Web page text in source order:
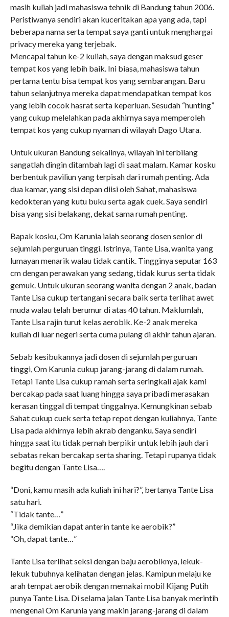
masih kuliah jadi mahasiswa tehnik di Bandung tahun 2006.
Peristiwanya sendiri akan kuceritakan apa yang ada, tapi
beberapa nama serta tempat saya ganti untuk menghargai
privacy mereka yang terjebak.
Mencapai tahun ke-2 kuliah, saya dengan maksud geser
tempat kos yang lebih baik. Ini biasa, mahasiswa tahun
pertama tentu bisa tempat kos yang sembarangan. Baru
tahun selanjutnya mereka dapat mendapatkan tempat kos
yang lebih cocok hasrat serta keperluan. Sesudah “hunting”
yang cukup melelahkan pada akhirnya saya memperoleh
tempat kos yang cukup nyaman di wilayah Dago Utara.
Untuk ukuran Bandung sekalinya, wilayah ini terbilang
sangatlah dingin ditambah lagi di saat malam. Kamar kosku
berbentuk paviliun yang terpisah dari rumah penting. Ada
dua kamar, yang sisi depan diisi oleh Sahat, mahasiswa
kedokteran yang kutu buku serta agak cuek. Saya sendiri
bisa yang sisi belakang, dekat sama rumah penting.
Bapak kosku, Om Karunia ialah seorang dosen senior di
sejumlah perguruan tinggi. Istrinya, Tante Lisa, wanita yang
lumayan menarik walau tidak cantik. Tingginya seputar 163
cm dengan perawakan yang sedang, tidak kurus serta tidak
gemuk. Untuk ukuran seorang wanita dengan 2 anak, badan
Tante Lisa cukup tertangani secara baik serta terlihat awet
muda walau telah berumur di atas 40 tahun. Maklumlah,
Tante Lisa rajin turut kelas aerobik. Ke-2 anak mereka
kuliah di luar negeri serta cuma pulang di akhir tahun ajaran.
Sebab kesibukannya jadi dosen di sejumlah perguruan
tinggi, Om Karunia cukup jarang-jarang di dalam rumah.
Tetapi Tante Lisa cukup ramah serta seringkali ajak kami
bercakap pada saat luang hingga saya pribadi merasakan
kerasan tinggal di tempat tinggalnya. Kemungkinan sebab
Sahat cukup cuek serta tetap repot dengan kuliahnya, Tante
Lisa pada akhirnya lebih akrab denganku. Saya sendiri
hingga saat itu tidak pernah berpikir untuk lebih jauh dari
sebatas rekan bercakap serta sharing. Tetapi rupanya tidak
begitu dengan Tante Lisa….
“Doni, kamu masih ada kuliah ini hari?”, bertanya Tante Lisa
satu hari.
“Tidak tante…”
“Jika demikian dapat anterin tante ke aerobik?”
“Oh, dapat tante…”
Tante Lisa terlihat seksi dengan baju aerobiknya, lekuk-
lekuk tubuhnya kelihatan dengan jelas. Kamipun melaju ke
arah tempat aerobik dengan memakai mobil Kijang Putih
punya Tante Lisa. Di selama jalan Tante Lisa banyak merintih
mengenai Om Karunia yang makin jarang-jarang di dalam